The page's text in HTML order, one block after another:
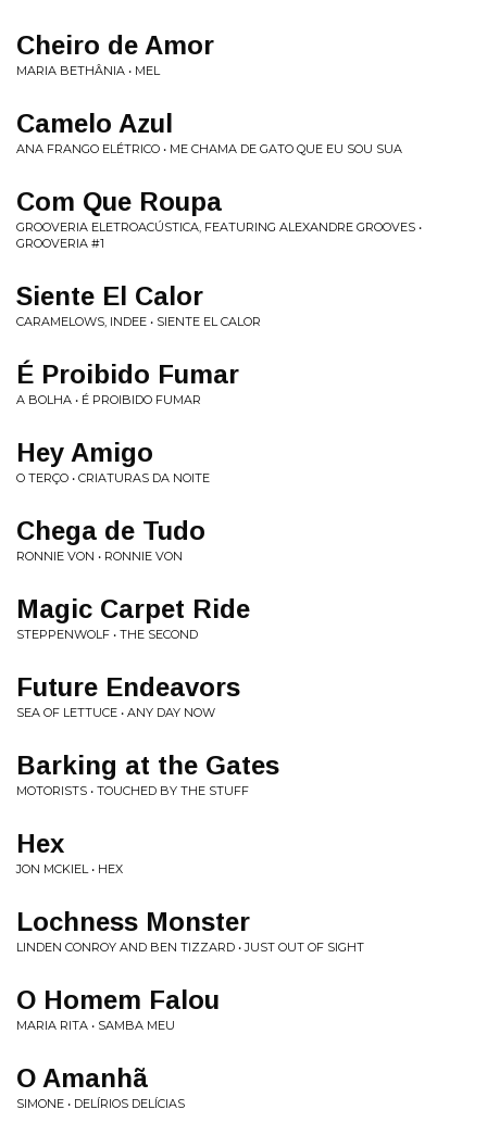
Cheiro de Amor
MARIA BETHÂNIA • MEL
Camelo Azul
ANA FRANGO ELÉTRICO • ME CHAMA DE GATO QUE EU SOU SUA
Com Que Roupa
GROOVERIA ELETROACÚSTICA, FEATURING ALEXANDRE GROOVES •
GROOVERIA #1
Siente El Calor
CARAMELOWS, INDEE • SIENTE EL CALOR
É Proibido Fumar
A BOLHA • É PROIBIDO FUMAR
Hey Amigo
O TERÇO • CRIATURAS DA NOITE
Chega de Tudo
RONNIE VON • RONNIE VON
Magic Carpet Ride
STEPPENWOLF • THE SECOND
Future Endeavors
SEA OF LETTUCE • ANY DAY NOW
Barking at the Gates
MOTORISTS • TOUCHED BY THE STUFF
Hex
JON MCKIEL • HEX
Lochness Monster
LINDEN CONROY AND BEN TIZZARD • JUST OUT OF SIGHT
O Homem Falou
MARIA RITA • SAMBA MEU
O Amanhã
SIMONE • DELÍRIOS DELÍCIAS